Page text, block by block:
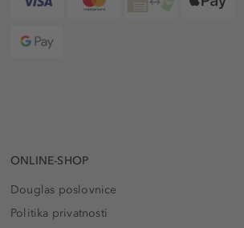
ONLINE-SHOP
Douglas poslovnice
Politika privatnosti